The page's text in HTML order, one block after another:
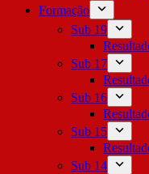
Formação
Sub 19
Sub 17
Sub 16
Sub 15
Sub 14